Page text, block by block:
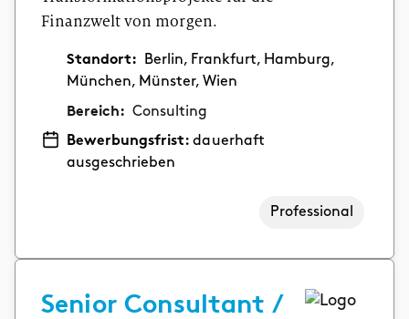
Finanzwelt von morgen.
Standort:
Berlin, Frankfurt, Hamburg,
München, Münster, Wien
Bereich: Consulting
Bewerbungsfrist:dauerhaft
ausgeschrieben
Professional
Senior Consultant /